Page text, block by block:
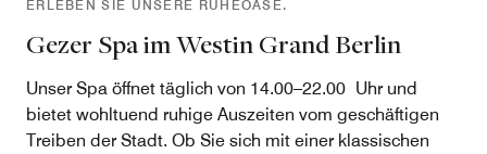
ERLEBEN SIE UNSERE RUHEOASE.
Gezer Spa im Westin Grand Berlin
Unser Spa öffnet täglich von 14.00–22.00 Uhr und
bietet wohltuend ruhige Auszeiten vom geschäftigen
Treiben der Stadt. Ob Sie sich mit einer klassischen